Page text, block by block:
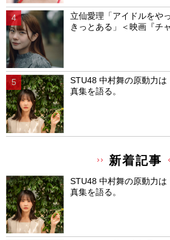
立仙愛理「アイドルをや
きっとある」＜映画『チ
STU48 中村舞の原動力
真集を語る。
新着記事
STU48 中村舞の原動力
真集を語る。